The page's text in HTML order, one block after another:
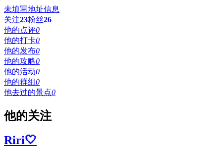
未填写地址信息
关注23粉丝26
他的点评0
他的打卡0
他的发布0
他的攻略0
他的活动0
他的群组0
他去过的景点0
他的关注
Riri🤍